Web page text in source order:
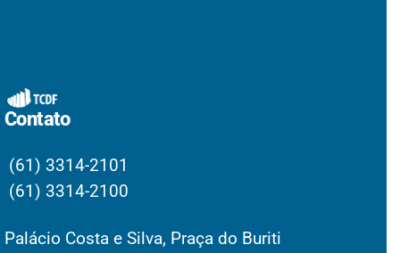
Contato
(61) 3314-2101
(61) 3314-2100
Palácio Costa e Silva, Praça do Buriti